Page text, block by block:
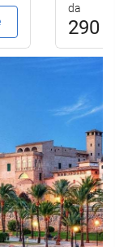
da
290